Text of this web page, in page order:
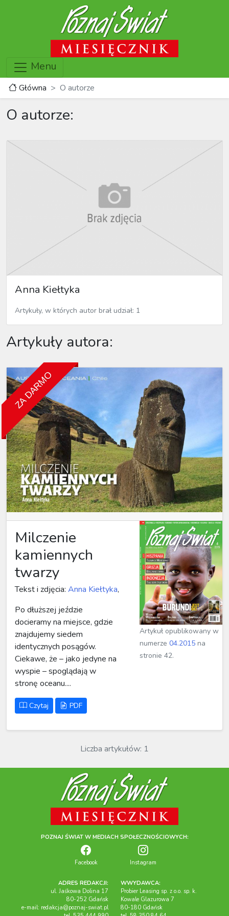
Menu
Główna O autorze
O autorze:
Anna Kiełtyka
Artykuły, w których autor brał udział: 1
Artykuły autora:
ZA DARMO
Milczenie
kamiennych
twarzy
Tekst i zdjęcia: Anna Kiełtyka,
Po dłuższej jeździe
docieramy na miejsce, gdzie
znajdujemy siedem
identycznych posągów.
Ciekawe, że – jako jedyne na
wyspie – spoglądają w
stronę oceanu....
Czytaj PDF
Artykuł opublikowany w
numerze04.2015 na
stronie 42.
Liczba artykułów: 1
POZNAJ ŚWIAT W MEDIACH SPOŁECZNOŚCIOWYCH:
Facebook Instagram
ADRES REDAKCJI:
ul. Jaśkowa Dolina 17
80-252 Gdańsk
e-mail: redakcja@poznaj-swiat.pl
WWYDAWCA:
Probier Leasing sp. z o.o. sp. k.
Kowale Glazurowa 7
80-180 Gdańsk